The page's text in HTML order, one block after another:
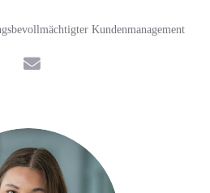
Kundenmanagement
E-Mail